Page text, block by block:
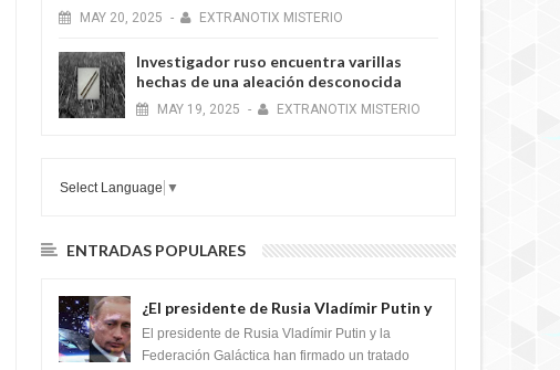
MAY 20, 2025 - EXTRANOTIX MISTERIO
Investigador ruso encuentra varillas
hechas de una aleación desconocida
MAY 19, 2025 - EXTRANOTIX MISTERIO
Select Language ▼
ENTRADAS POPULARES
¿El presidente de Rusia Vladímir Putin y
la Federación Galactica han firmado un
tratado para acabar con los Sionistas?
El presidente de Rusia Vladímir Putin y la
Federación Galáctica han firmado un tratado